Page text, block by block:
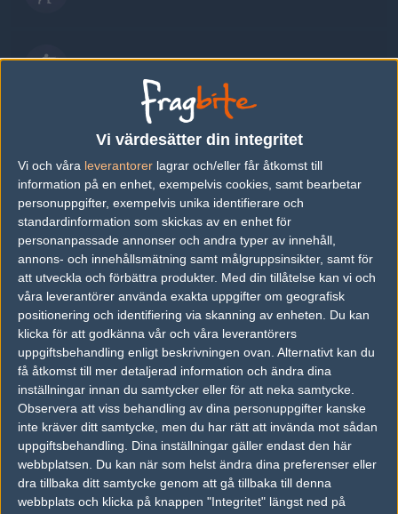
Vi värdesätter din integritet
Vi och våra leverantorer lagrar och/eller får åtkomst till
information på en enhet, exempelvis cookies, samt bearbetar
personuppgifter, exempelvis unika identifierare och
standardinformation som skickas av en enhet för
personanpassade annonser och andra typer av innehåll,
annons- och innehållsmätning samt målgruppsinsikter, samt för
att utveckla och förbättra produkter. Med din tillåtelse kan vi och
våra leverantörer använda exakta uppgifter om geografisk
positionering och identifiering via skanning av enheten. Du kan
klicka för att godkänna vår och våra leverantörers
uppgiftsbehandling enligt beskrivningen ovan. Alternativt kan du
få åtkomst till mer detaljerad information och ändra dina
inställningar innan du samtycker eller för att neka samtycke.
Observera att viss behandling av dina personuppgifter kanske
inte kräver ditt samtycke, men du har rätt att invända mot sådan
uppgiftsbehandling. Dina inställningar gäller endast den här
webbplatsen. Du kan när som helst ändra dina preferenser eller
dra tillbaka ditt samtycke genom att gå tillbaka till denna
webbplats och klicka på knappen "Integritet" längst ned på
alex
Previous results forAlternate Attax
vs. Hardware4u
vs. x6tence
vs. ESC ICY BOX
vs. ESC ICY BOX
vs. mTw.de
Previous results forDouble Damage
vs. WinFakt 16-5
vs. x6tence 16-11
Tipset